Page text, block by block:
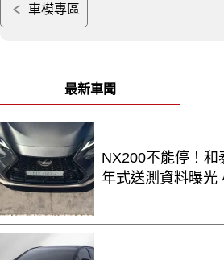
車模專區
最新車聞
NX200不能停！
年式送測資料曝光